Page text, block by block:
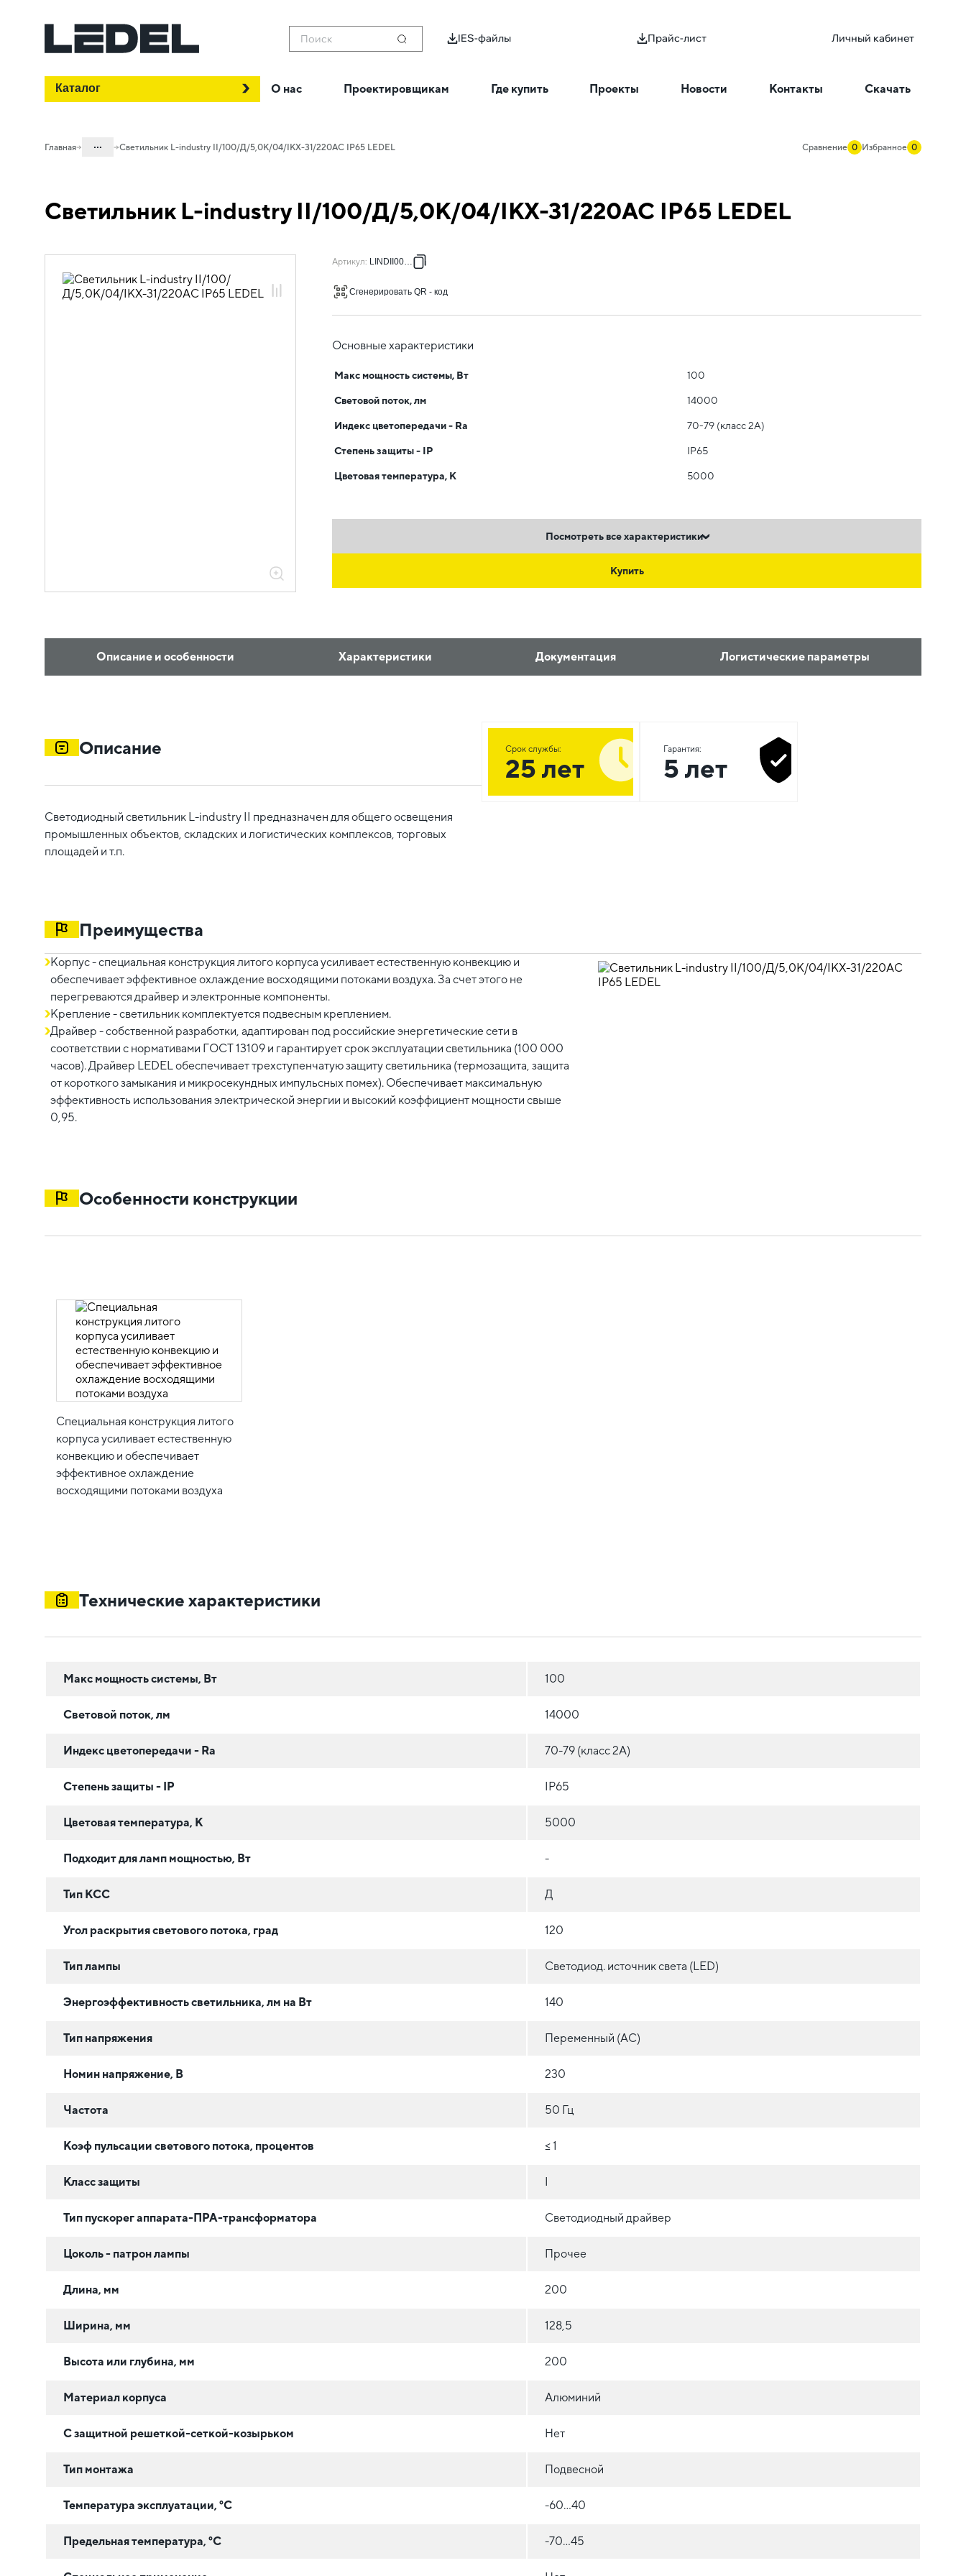
Поиск IES-файлы Прайс-лист Личный кабинет
Каталог О нас Проектировщикам Где купить Проекты Новости Контакты Скачать
Главная ...
Проектное освещение LEDEL
L-industry II
Светильник L-industry II/100/Д/5,0К/04/IKX-31/220AC IP65 LEDEL Сравнение 0 Избранное 0
Светильник L-industry II/100/Д/5,0К/04/IKX-31/220AC IP65 LEDEL
Артикул: LINDII00018
Сгенерировать QR - код
Основные характеристики
Макс мощность системы, Вт 100
Световой поток, лм 14000
Индекс цветопередачи - Ra 70-79 (класс 2A)
Степень защиты - IP IP65
Цветовая температура, К 5000
Посмотреть все характеристики
Купить
Описание и особенности Характеристики Документация Логистические параметры
Описание
Светодиодный светильник L-industry II предназначен для общего освещения
промышленных объектов, складских и логистических комплексов, торговых
площадей и т.п.
Срок службы:
25 лет
Гарантия:
5 лет
Преимущества
Корпус - специальная конструкция литого корпуса усиливает естественную конвекцию и
обеспечивает эффективное охлаждение восходящими потоками воздуха. За счет этого не
перегреваются драйвер и электронные компоненты.
Крепление - светильник комплектуется подвесным креплением.
Драйвер - собственной разработки, адаптирован под российские энергетические сети в
соответствии с нормативами ГОСТ 13109 и гарантирует срок эксплуатации светильника (100 000
часов). Драйвер LEDEL обеспечивает трехступенчатую защиту светильника (термозащита, защита
от короткого замыкания и микросекундных импульсных помех). Обеспечивает максимальную
эффективность использования электрической энергии и высокий коэффициент мощности свыше
0,95.
Особенности конструкции
Специальная конструкция литого
корпуса усиливает естественную
конвекцию и обеспечивает
эффективное охлаждение
восходящими потоками воздуха
Технические характеристики
Макс мощность системы, Вт 100
Световой поток, лм 14000
Индекс цветопередачи - Ra 70-79 (класс 2A)
Степень защиты - IP IP65
Цветовая температура, К 5000
Подходит для ламп мощностью, Вт -
Тип КСС Д
Угол раскрытия светового потока, град 120
Тип лампы Светодиод. источник света (LED)
Энергоэффективность светильника, лм на Вт 140
Тип напряжения Переменный (AC)
Номин напряжение, В 230
Частота 50 Гц
Коэф пульсации светового потока, процентов ≤ 1
Класс защиты
Тип пускорег аппарата-ПРА-трансформатора Светодиодный драйвер
Цоколь - патрон лампы Прочее
Длина, мм 200
Ширина, мм 128,5
Высота или глубина, мм 200
Материал корпуса Алюминий
С защитной решеткой-сеткой-козырьком Нет
Тип монтажа Подвесной
Температура эксплуатации, °C -60...40
Предельная температура, °C -70...45